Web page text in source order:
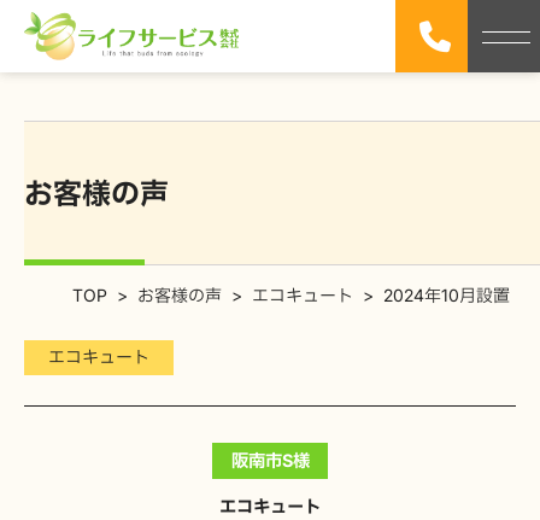
お客様の声
TOP > お客様の声 > エコキュート > 2024年10月設置
エコキュート
阪南市S様
エコキュート